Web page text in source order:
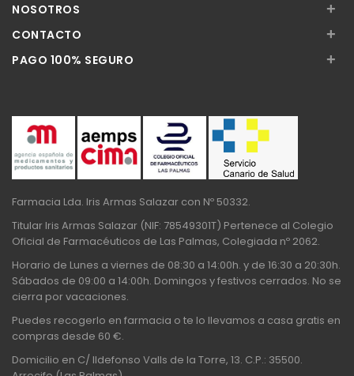
NOSOTROS +
CONTACTO +
PAGO 100% SEGURO +
Farmacia Lda. Iris Armas Salazar con Nº 50332.
Titular Iris Armas Salazar (NIF: 78549301T) Pertenece al Colegio
Oficial de Farmacéuticos de Las Palmas, Colegiada nº 2062.
Horario de Lunes a viernes de 08:30 a 14:00h. y de 16:30 a 20:30h.
Sábados de 09:00 a 14:00h. Domingos y festivos cerrados. No se
cierra por vacaciones.
Puedes recogerlo en farmacia o te lo llevamos a casa gratis en
compras desde 60 €.
Domicilio en C/ Ildefonso Valls de la Torre, 13. C.P.: 35500.